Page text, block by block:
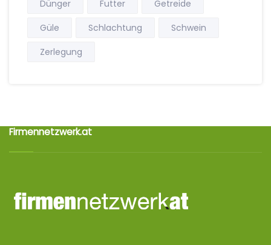
Dünger Futter
Getreide
Güle
Schlachtung
Schwein
Zerlegung
Firmennetzwerk.at